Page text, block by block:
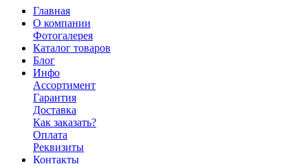
Главная
О компании
Фотогалерея
Каталог товаров
Блог
Инфо
Ассортимент
Гарантия
Доставка
Как заказать?
Оплата
Реквизиты
Контакты